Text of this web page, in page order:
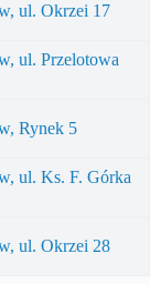
ul. Okrzei 17
ul. Przelotowa
Rynek 5
ul. Ks. F. Górka
ul. Okrzei 28